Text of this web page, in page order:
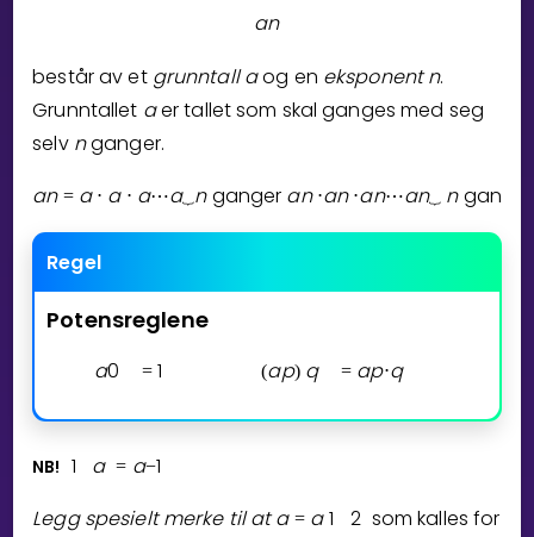
Vis mer
LÆREPLAN
Velg læreplan
Logg inn
an
består av et grunntall aog en eksponent n.
Grunntallet aer tallet som skal ganges med seg
selv nganger.
an = a ⋅ a ⋅ a⋯a⏟ nganger an ⋅an ⋅an⋯an⏟ nganger
Regel
Potensreglene
a0 = 1 (ap) q = ap⋅q
NB! 1 a = a−1
Legg spesielt merke til ata = a 1 2 som kalles for